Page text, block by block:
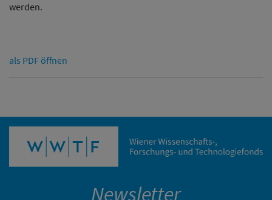
werden.
als PDF öffnen
Newsletter